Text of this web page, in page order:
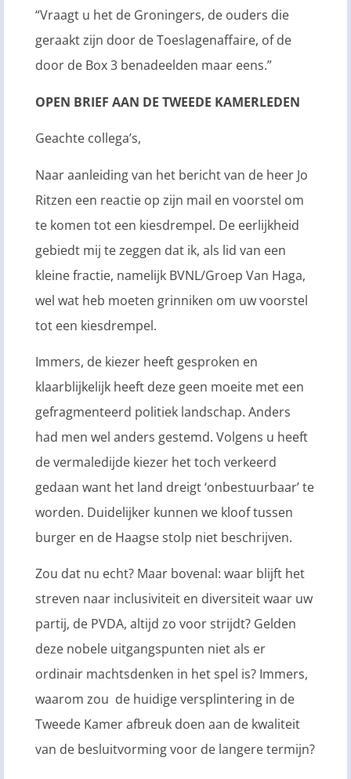
“Vraagt u het de Groningers, de ouders die
geraakt zijn door de Toeslagenaffaire, of de
door de Box 3 benadeelden maar eens.”
OPEN BRIEF AAN DE TWEEDE KAMERLEDEN
Geachte collega’s,
Naar aanleiding van het bericht van de heer Jo
Ritzen een reactie op zijn mail en voorstel om
te komen tot een kiesdrempel. De eerlijkheid
gebiedt mij te zeggen dat ik, als lid van een
kleine fractie, namelijk BVNL/Groep Van Haga,
wel wat heb moeten grinniken om uw voorstel
tot een kiesdrempel.
Immers, de kiezer heeft gesproken en
klaarblijkelijk heeft deze geen moeite met een
gefragmenteerd politiek landschap. Anders
had men wel anders gestemd. Volgens u heeft
de vermaledijde kiezer het toch verkeerd
gedaan want het land dreigt ‘onbestuurbaar’ te
worden. Duidelijker kunnen we kloof tussen
burger en de Haagse stolp niet beschrijven.
Zou dat nu echt? Maar bovenal: waar blijft het
streven naar inclusiviteit en diversiteit waar uw
partij, de PVDA, altijd zo voor strijdt? Gelden
deze nobele uitgangspunten niet als er
ordinair machtsdenken in het spel is? Immers,
waarom zou de huidige versplintering in de
Tweede Kamer afbreuk doen aan de kwaliteit
van de besluitvorming voor de langere termijn?